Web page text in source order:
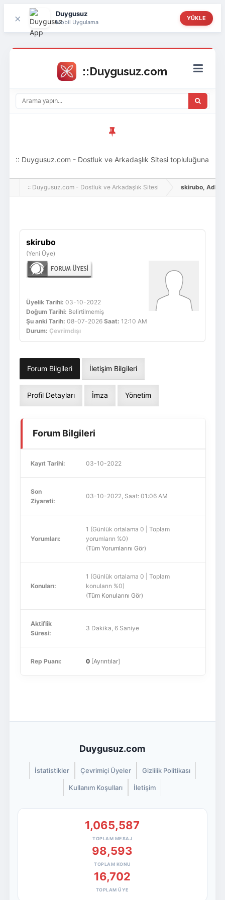
× Duygusuz
Mobil Uygulama
YÜKLE
:: Duygusuz.com - Dostluk ve Arkadaşlık Sitesi topluluğuna
hoş geldin ziyaretçi! Aramıza katılmak istersen kayıt
:: Duygusuz.com - Dostluk ve Arkadaşlık Sitesi skirubo, Adlı
skirubo
(Yeni Üye)
Üyelik Tarihi: 03-10-2022
Doğum Tarihi: Belirtilmemiş
Şu anki Tarih: 08-07-2026 Saat: 12:10 AM
Durum: Çevrimdışı
Forum Bilgileri İletişim Bilgileri
Profil Detayları İmza Yönetim
Forum Bilgileri
Kayıt Tarihi: 03-10-2022
Son
Ziyareti:
03-10-2022, Saat: 01:06 AM
Yorumları:
1 (Günlük ortalama 0 | Toplam
yorumların %0)
(Tüm Yorumlarını Gör)
Konuları:
1 (Günlük ortalama 0 | Toplam
konuların %0)
(Tüm Konularını Gör)
Aktiflik
Süresi:
3 Dakika, 6 Saniye
Rep Puanı: 0[Ayrıntılar]
Duygusuz.com
İstatistikler Çevrimiçi Üyeler Gizlilik Politikası
Kullanım Koşulları İletişim
1,065,587
TOPLAM MESAJ
98,593
TOPLAM KONU
16,702
TOPLAM ÜYE